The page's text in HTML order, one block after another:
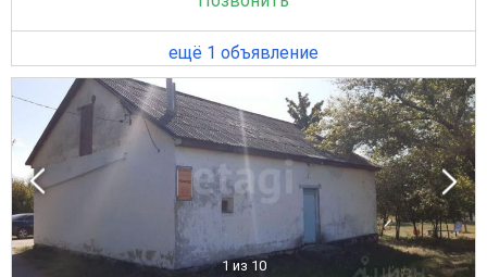
ещё 1 объявление
1 из 10